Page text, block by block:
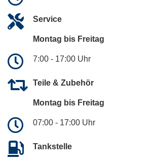
Service
Montag bis Freitag
7:00 - 17:00 Uhr
Teile & Zubehör
Montag bis Freitag
07:00 - 17:00 Uhr
Tankstelle